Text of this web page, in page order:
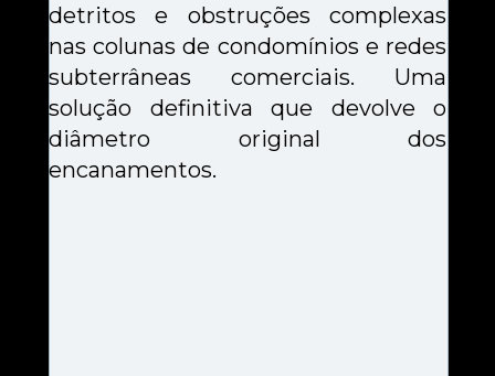
detritos e obstruções complexas
nas colunas de condomínios e redes
subterrâneas comerciais. Uma
solução definitiva que devolve o
diâmetro original dos
encanamentos.